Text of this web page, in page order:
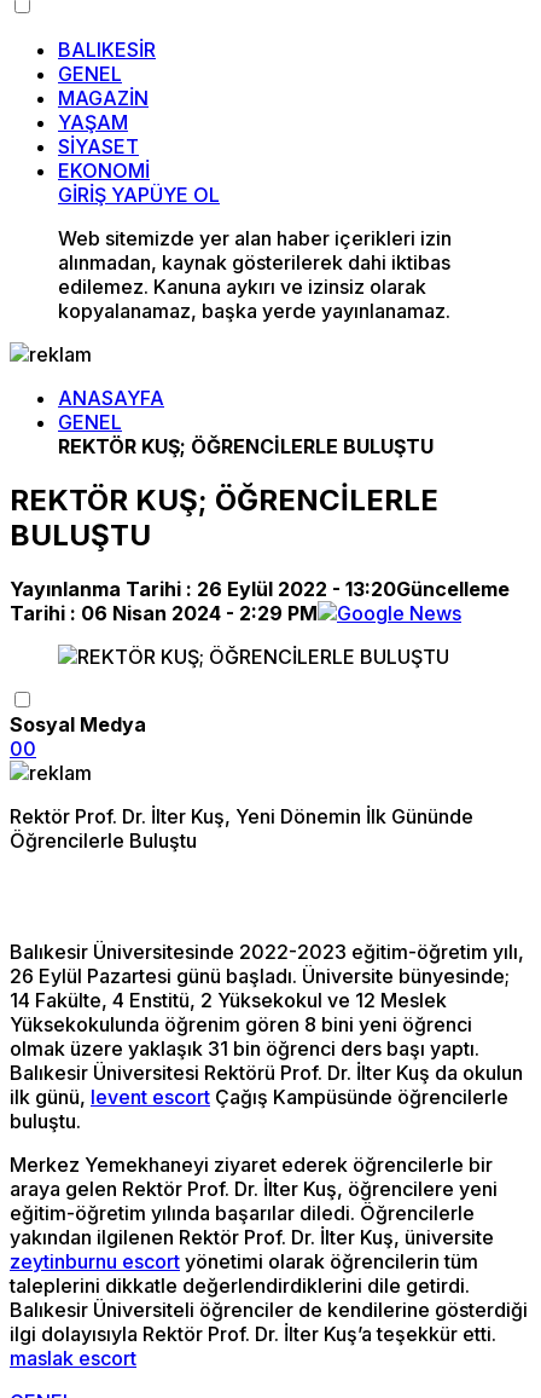
BALIKESİR
GENEL
MAGAZİN
YAŞAM
SİYASET
EKONOMİ
GİRİŞ YAPÜYE OL
Web sitemizde yer alan haber içerikleri izin
alınmadan, kaynak gösterilerek dahi iktibas
edilemez. Kanuna aykırı ve izinsiz olarak
kopyalanamaz, başka yerde yayınlanamaz.
ANASAYFA
GENEL
REKTÖR KUŞ; ÖĞRENCİLERLE BULUŞTU
REKTÖR KUŞ; ÖĞRENCİLERLE
BULUŞTU
Yayınlanma Tarihi : 26 Eylül 2022 - 13:20Güncelleme
Tarihi : 06 Nisan 2024 - 2:29 PM
Sosyal Medya
00
Rektör Prof. Dr. İlter Kuş, Yeni Dönemin İlk Gününde
Öğrencilerle Buluştu
Balıkesir Üniversitesinde 2022-2023 eğitim-öğretim yılı,
26 Eylül Pazartesi günü başladı. Üniversite bünyesinde;
14 Fakülte, 4 Enstitü, 2 Yüksekokul ve 12 Meslek
Yüksekokulunda öğrenim gören 8 bini yeni öğrenci
olmak üzere yaklaşık 31 bin öğrenci ders başı yaptı.
Balıkesir Üniversitesi Rektörü Prof. Dr. İlter Kuş da okulun
ilk günü, levent escort Çağış Kampüsünde öğrencilerle
buluştu.
Merkez Yemekhaneyi ziyaret ederek öğrencilerle bir
araya gelen Rektör Prof. Dr. İlter Kuş, öğrencilere yeni
eğitim-öğretim yılında başarılar diledi. Öğrencilerle
yakından ilgilenen Rektör Prof. Dr. İlter Kuş, üniversite
zeytinburnu escort yönetimi olarak öğrencilerin tüm
taleplerini dikkatle değerlendirdiklerini dile getirdi.
Balıkesir Üniversiteli öğrenciler de kendilerine gösterdiği
ilgi dolayısıyla Rektör Prof. Dr. İlter Kuş’a teşekkür etti.
maslak escort